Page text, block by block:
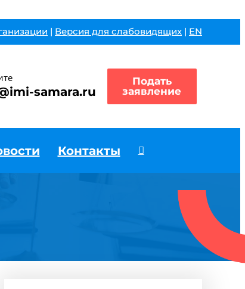
| Версия для слабовидящих | EN
samara.ru
Подать
заявление
Контакты